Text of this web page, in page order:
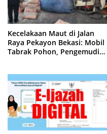
Kecelakaan Maut di Jalan
Raya Pekayon Bekasi: Mobil
Tabrak Pohon, Pengemudi